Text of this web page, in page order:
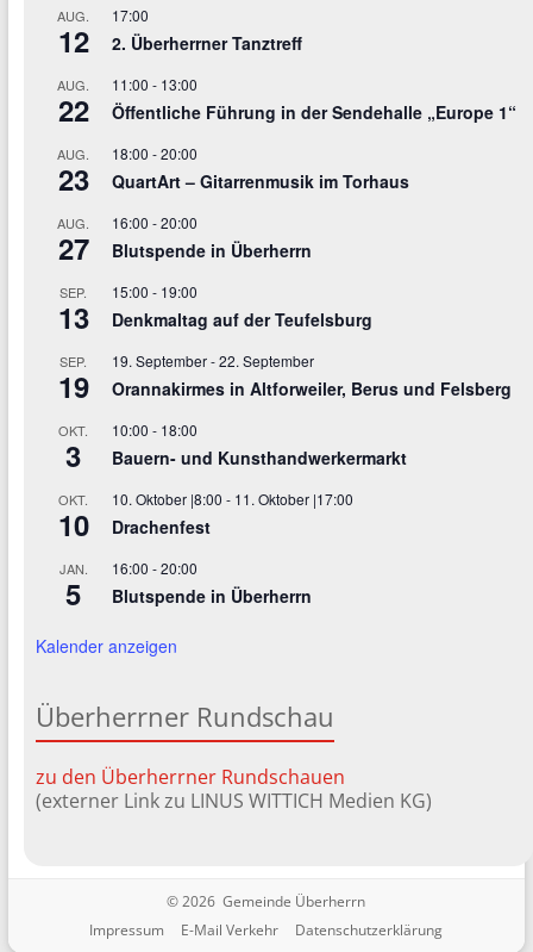
AUG.
12
17:00
2. Überherrner Tanztreff
AUG.
22
11:00 - 13:00
Öffentliche Führung in der Sendehalle „Europe 1“
AUG.
23
18:00 -20:00
QuartArt – Gitarrenmusik im Torhaus
AUG.
27
16:00 -20:00
Blutspende in Überherrn
SEP.
13
15:00 - 19:00
Denkmaltag auf der Teufelsburg
SEP.
19
19. September-22. September
Orannakirmes in Altforweiler, Berus und Felsberg
OKT.
3
10:00 - 18:00
Bauern- und Kunsthandwerkermarkt
OKT.
10
10. Oktober |8:00 - 11. Oktober |17:00
Drachenfest
JAN.
5
16:00 -20:00
Blutspende in Überherrn
Kalender anzeigen
Überherrner Rundschau
zu den Überherrner Rundschauen
(externer Link zu LINUS WITTICH Medien KG)
© 2026 Gemeinde Überherrn
Impressum
E-Mail Verkehr Datenschutzerklärung